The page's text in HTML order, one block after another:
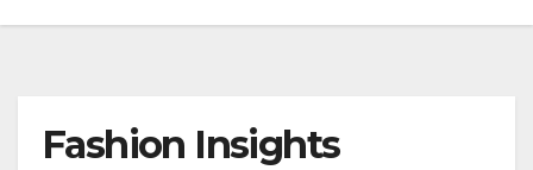
Fashion Insights